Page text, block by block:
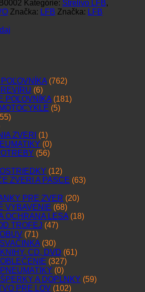
Kategórie: Strelivo LFB,
Značka: LFB Značka: LFB
(762)
(6)
POĽOVNÍKA (181)
(5)
ZVERI (1)
(0)
(56)
(12)
ZVERI A PASCE (63)
PRE ZVER (20)
VYBAVENIE (68)
OCHRANA LESA (18)
TROFEJ (47)
(71)
(30)
CD, DVD (61)
(327)
(0)
A DOPLNKY (59)
PRE LOV (102)